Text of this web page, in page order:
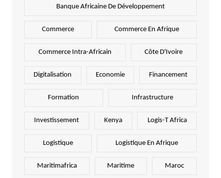
Banque Africaine De Développement
Commerce Commerce En Afrique
Commerce Intra-Africain Côte D'Ivoire
Digitalisation Economie Financement
Formation Infrastructure
Investissement Kenya Logis-T Africa
Logistique Logistique En Afrique
Maritimafrica Maritime Maroc